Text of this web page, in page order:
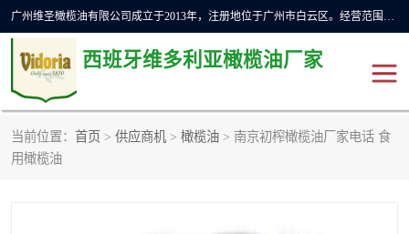
广州维圣橄榄油有限公司成立于2013年，注册地位于广州市白云区。经营范围包括饲料原料销售;畜牧渔业饲料销售;化妆品批发;贸易经纪;食品进出口等，主要产品有：橄榄果渣油，橄榄油，纯橄榄油等。
西班牙维多利亚橄榄油厂家
当前位置： 首页 > 供应商机 > 橄榄油 > 南京初榨橄榄油厂家电话 食
用橄榄油
橄榄油